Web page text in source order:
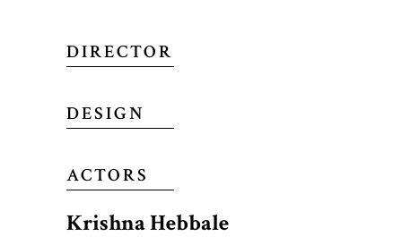
DIRECTOR
DESIGN
ACTORS
Krishna Hebbale